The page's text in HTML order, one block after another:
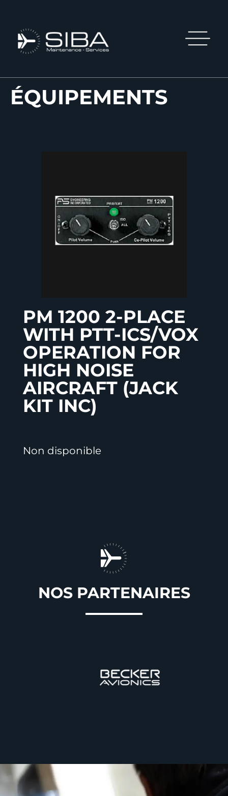
ÉQUIPEMENTS
PM 1200 2-PLACE
WITH PTT-ICS/VOX
OPERATION FOR
HIGH NOISE
AIRCRAFT (JACK
KIT INC)
Non disponible
NOS PARTENAIRES